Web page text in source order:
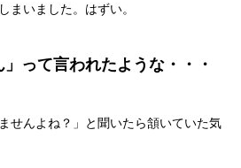
まいました。はずい。
」って言われたような・・・
せんよね？」と聞いたら頷いていた気